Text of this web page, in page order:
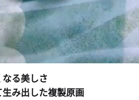
る美しさ
み出した複製原画